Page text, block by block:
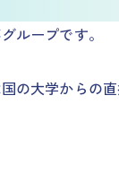
ループです。
の大学からの